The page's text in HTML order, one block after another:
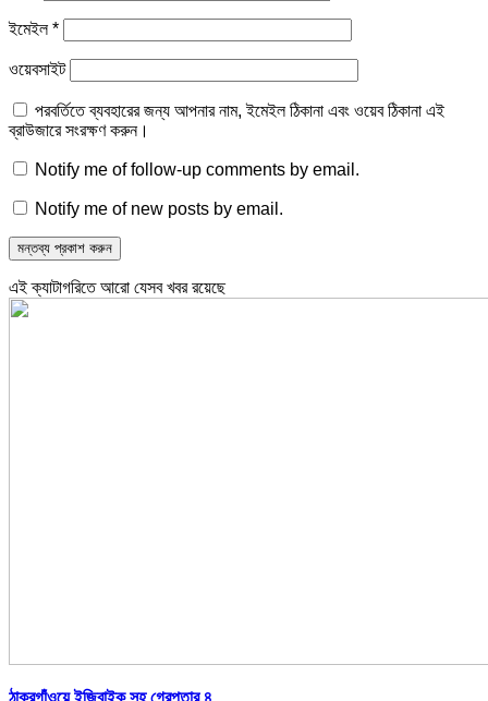
ইমেইল*
ওয়েবসাইট
পরবর্তিতে ব্যবহারের জন্য আপনার নাম, ইমেইল ঠিকানা এবং ওয়েব ঠিকানা এই
ব্রাউজারে সংরক্ষণ করুন।
Notify me of follow-up comments by email.
Notify me of new posts by email.
এই ক্যাটাগরিতে আরো যেসব খবর রয়েছে